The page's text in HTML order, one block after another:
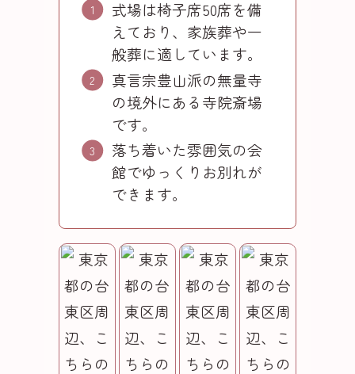
式場は椅子席50席を備
えており、家族葬や一
般葬に適しています。
真言宗豊山派の無量寺
の境外にある寺院斎場
です。
落ち着いた雰囲気の会
館でゆっくりお別れが
できます。